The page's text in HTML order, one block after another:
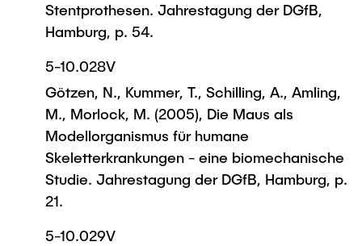
Stentprothesen. Jahrestagung der DGfB,
Hamburg, p. 54.
5-10.028V
Götzen, N., Kummer, T., Schilling, A., Amling,
M., Morlock, M. (2005), Die Maus als
Modellorganismus für humane
Skeletterkrankungen - eine biomechanische
Studie. Jahrestagung der DGfB, Hamburg, p.
21.
5-10.029V